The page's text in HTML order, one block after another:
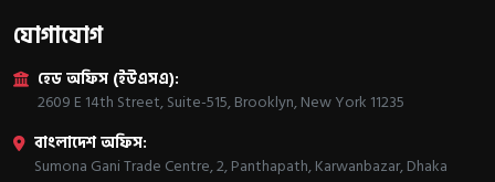
যোগাযোগ
হেড অফিস (ইউএসএ):
2609 E 14th Street, Suite-515, Brooklyn, New York 11235
বাংলাদেশ অফিস:
Sumona Gani Trade Centre, 2, Panthapath, Karwanbazar, Dhaka